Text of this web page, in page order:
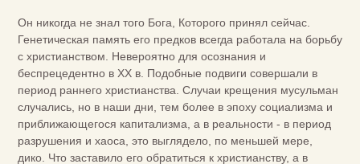
Он никогда не знал того Бога, Которого принял сейчас.
Генетическая память его предков всегда работала на борьбу
с христианством. Невероятно для осознания и
беспрецедентно в XX в. Подобные подвиги совершали в
период раннего христианства. Случаи крещения мусульман
случались, но в наши дни, тем более в эпоху социализма и
приближающегося капитализма, а в реальности - в период
разрушения и хаоса, это выглядело, по меньшей мере,
дико. Что заставило его обратиться к христианству, а в